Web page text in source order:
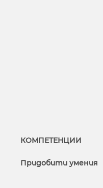
КОМПЕТЕНЦИИ
Придобити умения